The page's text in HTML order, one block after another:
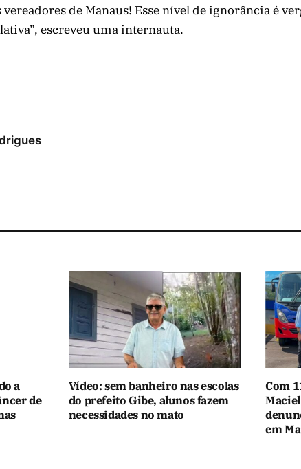
de Manaus! Esse nível de ignorância é
escreveu uma internauta.
a
de
Vídeo: sem banheiro nas escolas
do prefeito Gibe, alunos fazem
necessidades no mato
Com
em